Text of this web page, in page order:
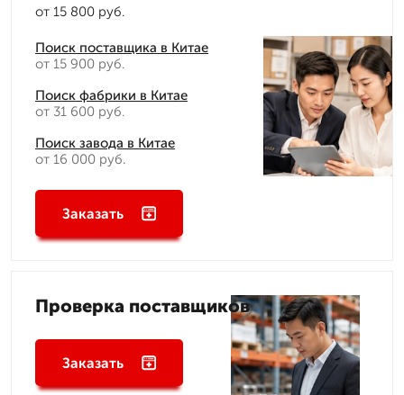
от 15 800 руб.
Поиск поставщика в Китае
от 15 900 руб.
Поиск фабрики в Китае
от 31 600 руб.
Поиск завода в Китае
от 16 000 руб.
Заказать
Проверка поставщиков
Заказать